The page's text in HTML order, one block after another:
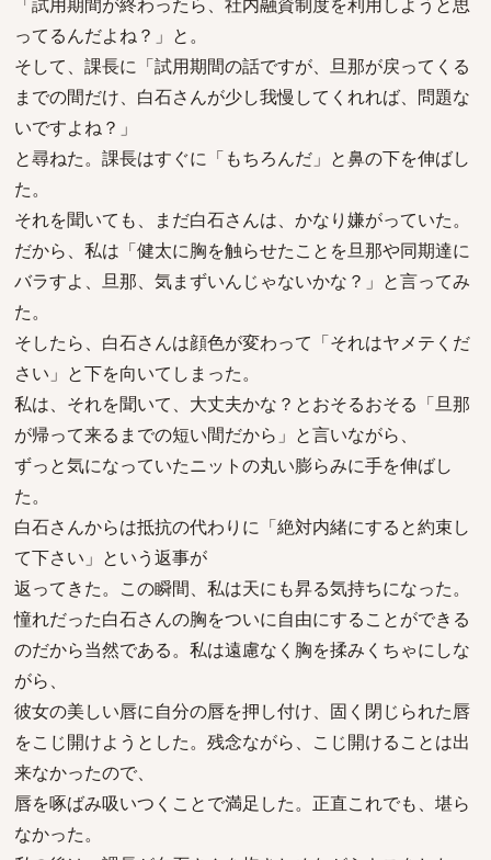
ってるんだよね？」と。
そして、課長に「試用期間の話ですが、旦那が戻ってくる
までの間だけ、白石さんが少し我慢してくれれば、問題な
いですよね？」
と尋ねた。課長はすぐに「もちろんだ」と鼻の下を伸ばし
た。
それを聞いても、まだ白石さんは、かなり嫌がっていた。
だから、私は「健太に胸を触らせたことを旦那や同期達に
バラすよ、旦那、気まずいんじゃないかな？」と言ってみ
た。
そしたら、白石さんは顔色が変わって「それはヤメテくだ
さい」と下を向いてしまった。
私は、それを聞いて、大丈夫かな？とおそるおそる「旦那
が帰って来るまでの短い間だから」と言いながら、
ずっと気になっていたニットの丸い膨らみに手を伸ばし
た。
白石さんからは抵抗の代わりに「絶対内緒にすると約束し
て下さい」という返事が
返ってきた。この瞬間、私は天にも昇る気持ちになった。
憧れだった白石さんの胸をついに自由にすることができる
のだから当然である。私は遠慮なく胸を揉みくちゃにしな
がら、
彼女の美しい唇に自分の唇を押し付け、固く閉じられた唇
をこじ開けようとした。残念ながら、こじ開けることは出
来なかったので、
唇を啄ばみ吸いつくことで満足した。正直これでも、堪ら
なかった。